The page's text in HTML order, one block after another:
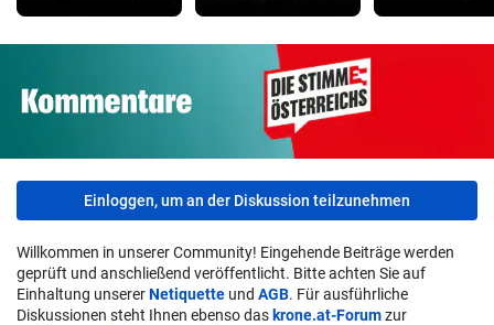
Einloggen, um an der Diskussion teilzunehmen
Willkommen in unserer Community! Eingehende Beiträge werden
geprüft und anschließend veröffentlicht. Bitte achten Sie auf
Einhaltung unsererNetiquette und AGB. Für ausführliche
Diskussionen steht Ihnen ebenso das krone.at-Forumzur